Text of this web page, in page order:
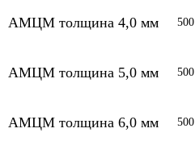
АМЦМ толщина 4,0 мм 500
АМЦМ толщина 5,0 мм 500
АМЦМ толщина 6,0 мм 500